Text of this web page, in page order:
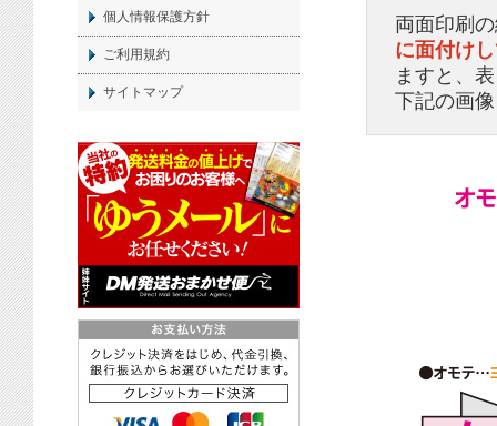
両面印刷
に面付け
ますと、
下記の画
個人情報保護方針
ご利用規約
サイトマップ